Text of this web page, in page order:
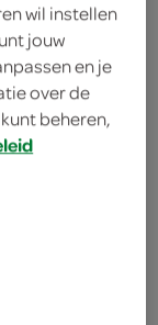
wil instellen
jouw
en je
over de
beheren,